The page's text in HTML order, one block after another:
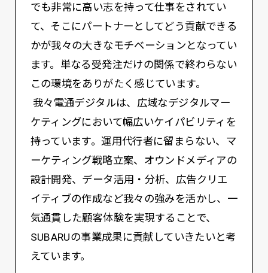
でも非常に高い志を持って仕事をされてい
て、そこにパートナーとしてどう貢献できる
かが我々の大きなモチベーションとなってい
ます。単なる受発注だけの関係で終わらない
この環境をありがたく感じています。
我々電通デジタルは、広域なデジタルマー
ケティングにおいて幅広いケイパビリティを
持っています。運用代行者に留まらない、マ
ーケティング戦略立案、オウンドメディアの
設計開発、データ活用・分析、広告クリエ
イティブの作成など我々の強みを活かし、一
気通貫した顧客体験を実現することで、
SUBARUの事業成果に貢献していきたいと考
えています。